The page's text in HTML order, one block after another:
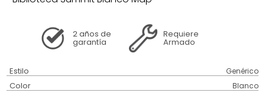
2 años de
garantía
Requiere
Armado
Estilo Genérico
Color Blanco